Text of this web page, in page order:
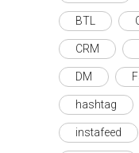
BTL
CRM
DM
hashtag
instafeed